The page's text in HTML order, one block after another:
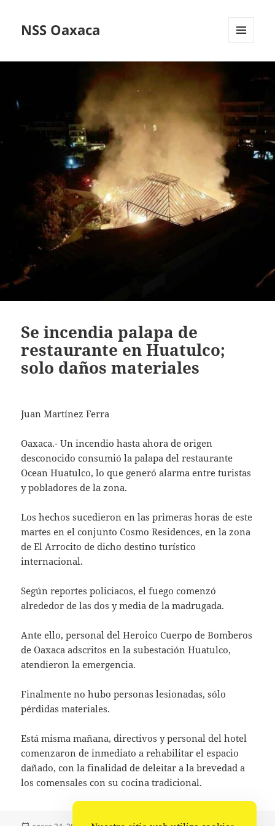
NSS Oaxaca
Se incendia palapa de
restaurante en Huatulco;
solo daños materiales
Juan Martínez Ferra
Oaxaca.- Un incendio hasta ahora de origen
desconocido consumió la palapa del restaurante
Ocean Huatulco, lo que generó alarma entre turistas
y pobladores de la zona.
Los hechos sucedieron en las primeras horas de este
martes en el conjunto Cosmo Residences, en la zona
de El Arrocito de dicho destino turístico
internacional.
Según reportes policiacos, el fuego comenzó
alrededor de las dos y media de la madrugada.
Ante ello, personal del Heroico Cuerpo de Bomberos
de Oaxaca adscritos en la subestación Huatulco,
atendieron la emergencia.
Finalmente no hubo personas lesionadas, sólo
pérdidas materiales.
Está misma mañana, directivos y personal del hotel
comenzaron de inmediato a rehabilitar el espacio
dañado, con la finalidad de deleitar a la brevedad a
los comensales con su cocina tradicional.